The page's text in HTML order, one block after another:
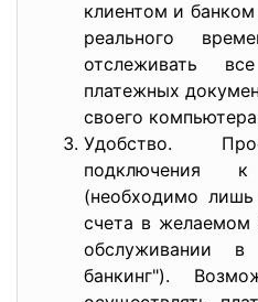
клиентом и
реального
отслеживать
платежных
своего
Удобство.
подключения к
(необходимо лишь
счета в желаемом
обслуживании в
банкинг").